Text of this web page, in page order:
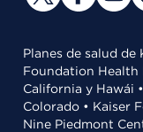
Planes de salud de
Foundation Health
California y Hawái
Colorado • Kaiser
Nine Piedmont